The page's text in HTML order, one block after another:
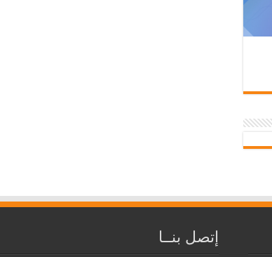
إتصل بنــا